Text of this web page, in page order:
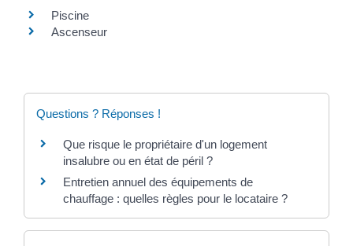
Piscine
Ascenseur
Questions ? Réponses !
Que risque le propriétaire d'un logement
insalubre ou en état de péril ?
Entretien annuel des équipements de
chauffage : quelles règles pour le locataire ?